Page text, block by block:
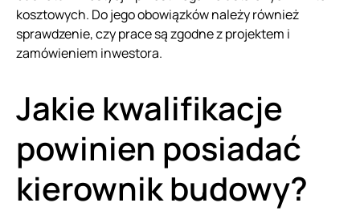
kosztowych. Do jego obowiązków należy również
sprawdzenie, czy prace są zgodne z projektem i
zamówieniem inwestora.
Jakie kwalifikacje
powinien posiadać
kierownik budowy?